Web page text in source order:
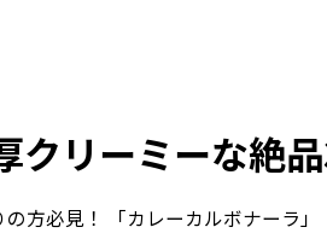
クリーミーな絶
方必見！ 「カレーカルボナーラ